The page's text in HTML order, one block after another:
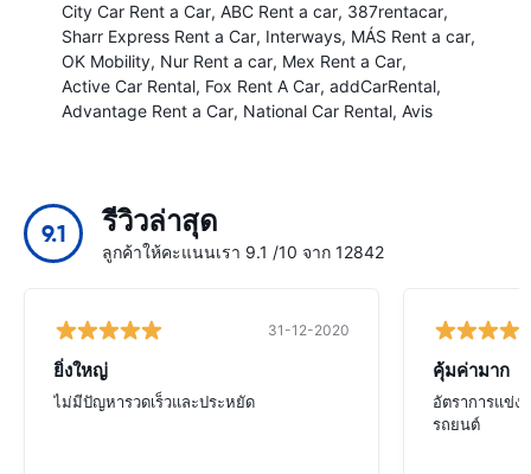
City Car Rent a Car ABC Rent a car 387rentacar
Sharr Express Rent a Car Interways MÁS Rent a car
OK Mobility Nur Rent a car Mex Rent a Car
Active Car Rental Fox Rent A Car addCarRental
Advantage Rent a Car National Car Rental Avis
9.1 รีวิวล่าสุด
ลูกค้าให้คะแนนเรา 9.1 /10 จาก 12842
31-12-2020
ยิ่งใหญ่
ไม่มีปัญหารวดเร็วและประหยัด
คุ้มค่ามาก
อัตราการแข่
รถยนต์